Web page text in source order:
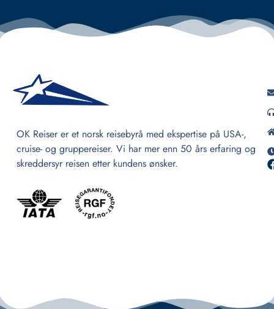
OK Reiser er et norsk reisebyrå med ekspertise på USA-,
cruise- og gruppereiser. Vi har mer enn 50 års erfaring og
skreddersyr reisen etter kundens ønsker.